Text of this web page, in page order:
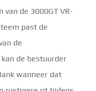
van de 3000GT VR-
past de
de
de bestuurder
wanneer dat